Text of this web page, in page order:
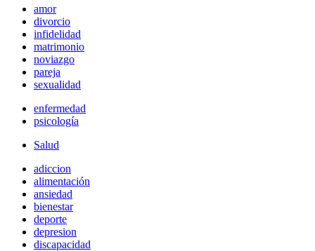
amor
divorcio
infidelidad
matrimonio
noviazgo
pareja
sexualidad
enfermedad
psicología
Salud
adiccion
alimentación
ansiedad
bienestar
deporte
depresion
discapacidad